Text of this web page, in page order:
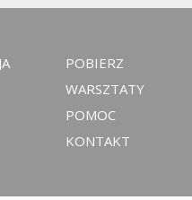
POBIERZ
WARSZTATY
POMOC
KONTAKT